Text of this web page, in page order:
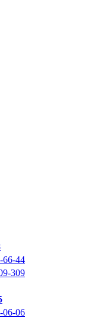
66-44
309
06-06